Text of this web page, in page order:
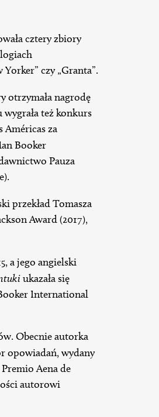
cztery zbiory
czy „Granta”.
otrzymała nagrodę
też konkurs
Américas za
Booker
Pauza
przekład Tomasza
Award (2017),
a jego angielski
ukazała się
International
Obecnie autorka
opowiadań, wydany
Aena de
autorowi